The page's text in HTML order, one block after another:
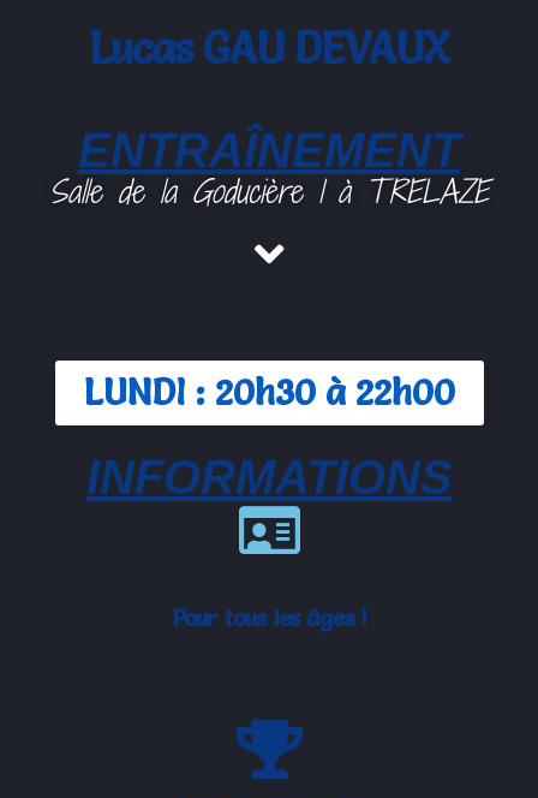
Lucas GAU DEVAUX
ENTRAÎNEMENT
Salle de la Goducière 1 à TRELAZE
LUNDI : 20h30 à 22h00
INFORMATIONS
Pour tous les âges !